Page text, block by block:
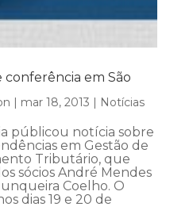
conferência em São
| mar 18, 2013 | Notícias
públicou notícia sobre
em Gestão de
Tributário, que
sócios André Mendes
Coelho. O
dias 19 e 20 de